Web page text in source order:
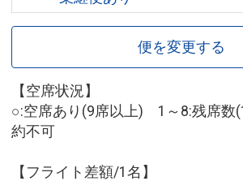
便を変更する
【空席状況】
○:空席あり(9席以上) 1～8:残席
約不可
【フライト差額/1名】